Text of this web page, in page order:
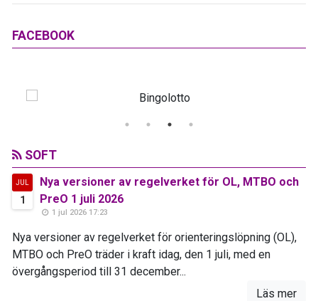
FACEBOOK
SOFT
JUL
1
Nya versioner av regelverket för OL, MTBO och
PreO 1 juli 2026
1 jul 2026 17:23
Nya versioner av regelverket för orienteringslöpning (OL),
MTBO och PreO träder i kraft idag, den 1 juli, med en
övergångsperiod till 31 december...
Läs mer